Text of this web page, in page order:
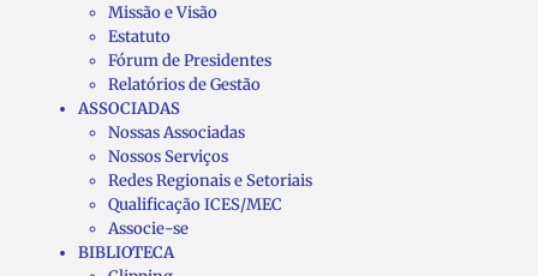
Missão e Visão
Estatuto
Fórum de Presidentes
Relatórios de Gestão
ASSOCIADAS
Nossas Associadas
Nossos Serviços
Redes Regionais e Setoriais
Qualificação ICES/MEC
Associe-se
BIBLIOTECA